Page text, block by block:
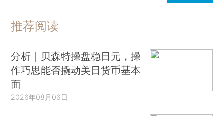
推荐阅读
分析｜贝森特操盘稳日元，操
作巧思能否撬动美日货币基本
面
2026年08月06日